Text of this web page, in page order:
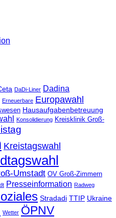
DaDi-Liner Dadina
Erneuerbare Europawahl
Hausaufgabenbetreuung
Konsolidierung Kreisklinik Groß-
Kreistagswahl
Umstadt OV Groß-Zimmern
Presseinformation Radweg
Stradadi TTIP Ukraine
Wetter ÖPNV